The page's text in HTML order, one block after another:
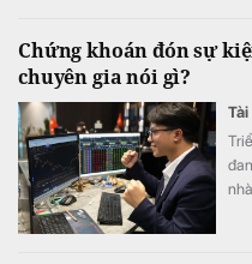
Chứng khoán đón sự
chuyên gia nói gì?